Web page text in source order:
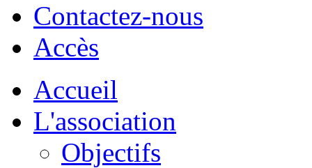
Contactez-nous
Accès
Accueil
L'association
Objectifs